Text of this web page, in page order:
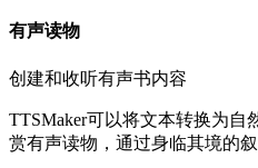
有声读物
创建和收听有声书内容
TTSMaker可以将文本转换为自
赏有声读物，通过身临其境的